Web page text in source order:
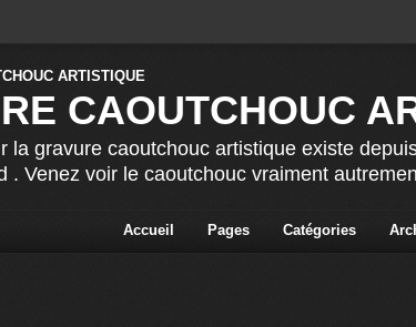
CAOUTCHOUC
la gravure caoutchouc artistique existe
. Venez voir le caoutchouc vraiment
Accueil Pages Catégories